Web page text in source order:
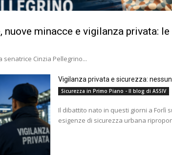
nuove minacce e vigilanza privata:
senatrice Cinzia Pellegrino...
Vigilanza privata e sicurezza:
Sicurezza in Primo Piano - Il blog di ASSIV
Il dibattito nato in questi giorni a Forlì
esigenze di sicurezza urbana